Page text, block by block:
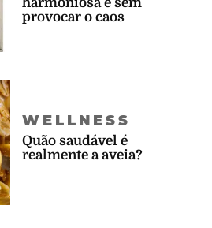
provocar o caos
WELLNESS
Quão saudável é
realmente a aveia?